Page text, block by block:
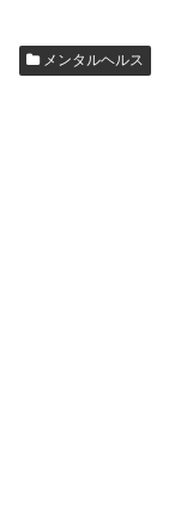
メンタルヘルス